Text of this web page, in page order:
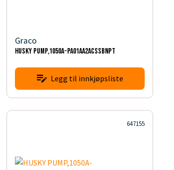
Graco
HUSKY PUMP,1050A-PA01AA2ACSSBNPT
Legg til innkjøpsliste
647155